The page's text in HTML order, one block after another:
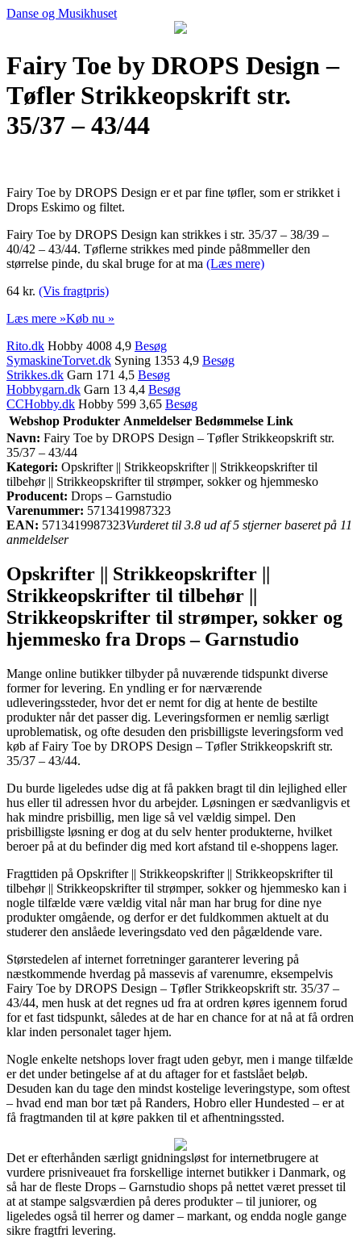
Danse og Musikhuset
Fairy Toe by DROPS Design –
Tøfler Strikkeopskrift str.
35/37 – 43/44
Fairy Toe by DROPS Design er et par fine tøfler, som er strikket i
Drops Eskimo og filtet.
Fairy Toe by DROPS Design kan strikkes i str. 35/37 – 38/39 –
40/42 – 43/44. Tøflerne strikkes med pinde på8mmeller den
størrelse pinde, du skal bruge for at ma (Læs mere)
64 kr. (Vis fragtpris)
Læs mere »Køb nu »
Rito.dk Hobby 4008 4,9 Besøg
SymaskineTorvet.dk Syning 1353 4,9 Besøg
Strikkes.dk Garn 171 4,5 Besøg
Hobbygarn.dk Garn 13 4,4 Besøg
CCHobby.dk Hobby 599 3,65 Besøg
Webshop Produkter Anmeldelser Bedømmelse Link
Navn: Fairy Toe by DROPS Design – Tøfler Strikkeopskrift str.
35/37 – 43/44
Kategori: Opskrifter || Strikkeopskrifter || Strikkeopskrifter til
tilbehør || Strikkeopskrifter til strømper, sokker og hjemmesko
Producent: Drops – Garnstudio
Varenummer: 5713419987323
EAN: 5713419987323Vurderet til 3.8 ud af 5 stjerner baseret på 11
anmeldelser
Opskrifter || Strikkeopskrifter ||
Strikkeopskrifter til tilbehør ||
Strikkeopskrifter til strømper, sokker og
hjemmesko fra Drops – Garnstudio
Mange online butikker tilbyder på nuværende tidspunkt diverse
former for levering. En yndling er for nærværende
udleveringssteder, hvor det er nemt for dig at hente de bestilte
produkter når det passer dig. Leveringsformen er nemlig særligt
uproblematisk, og ofte desuden den prisbilligste leveringsform ved
køb af Fairy Toe by DROPS Design – Tøfler Strikkeopskrift str.
35/37 – 43/44.
Du burde ligeledes udse dig at få pakken bragt til din lejlighed eller
hus eller til adressen hvor du arbejder. Løsningen er sædvanligvis et
hak mindre prisbillig, men lige så vel vældig simpel. Den
prisbilligste løsning er dog at du selv henter produkterne, hvilket
beroer på at du befinder dig med kort afstand til e-shoppens lager.
Fragttiden på Opskrifter || Strikkeopskrifter || Strikkeopskrifter til
tilbehør || Strikkeopskrifter til strømper, sokker og hjemmesko kan i
nogle tilfælde være vældig vital når man har brug for dine nye
produkter omgående, og derfor er det fuldkommen aktuelt at du
studerer den anslåede leveringsdato ved den pågældende vare.
Størstedelen af internet forretninger garanterer levering på
næstkommende hverdag på massevis af varenumre, eksempelvis
Fairy Toe by DROPS Design – Tøfler Strikkeopskrift str. 35/37 –
43/44, men husk at det regnes ud fra at ordren køres igennem forud
for et fast tidspunkt, således at de har en chance for at nå at få ordren
klar inden personalet tager hjem.
Nogle enkelte netshops lover fragt uden gebyr, men i mange tilfælde
er det under betingelse af at du aftager for et fastslået beløb.
Desuden kan du tage den mindst kostelige leveringstype, som oftest
– hvad end man bor tæt på Randers, Hobro eller Hundested – er at
få fragtmanden til at køre pakken til et afhentningssted.
Det er efterhånden særligt gnidningsløst for internetbrugere at
vurdere prisniveauet fra forskellige internet butikker i Danmark, og
så har de fleste Drops – Garnstudio shops på nettet været presset til
at at stampe salgsværdien på deres produkter – til juniorer, og
ligeledes også til herrer og damer – markant, og endda nogle gange
sikre fragtfri levering.